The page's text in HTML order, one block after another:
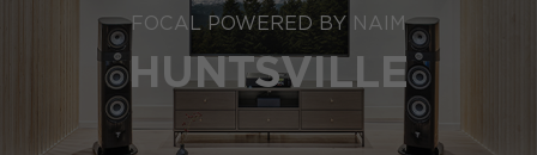
FOCAL POWERED BY NAIM
HUNTSVILLE